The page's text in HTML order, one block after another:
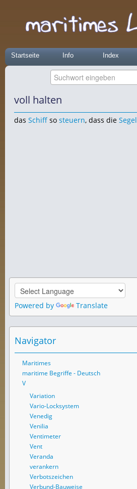
Startseite Info Index
voll halten
das Schiff so steuern, dass die Segel
Powered by Translate
Navigator
Maritimes
maritime Begriffe - Deutsch
V
Variation
Vario-Locksystem
Venedig
Venilia
Ventimeter
Vent
Veranda
verankern
Verbotszeichen
Verbund-Bauweise